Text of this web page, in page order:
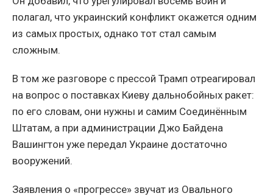
полагал, что украинский конфликт окажется одним
из самых простых, однако тот стал самым
сложным.
В том же разговоре с прессой Трамп отреагировал
на вопрос о поставках Киеву дальнобойных ракет:
по его словам, они нужны и самим Соединённым
Штатам, а при администрации Джо Байдена
Вашингтон уже передал Украине достаточно
вооружений.
Заявления о «прогрессе» звучат из Овального